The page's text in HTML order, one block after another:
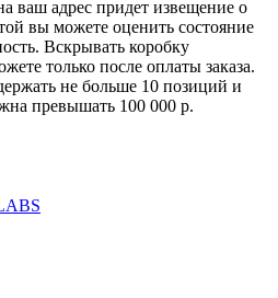
ваш адрес придет извещение о
вы можете оценить состояние
Вскрывать коробку
только после оплаты заказа.
не больше 10 позиций и
превышать 100 000 р.